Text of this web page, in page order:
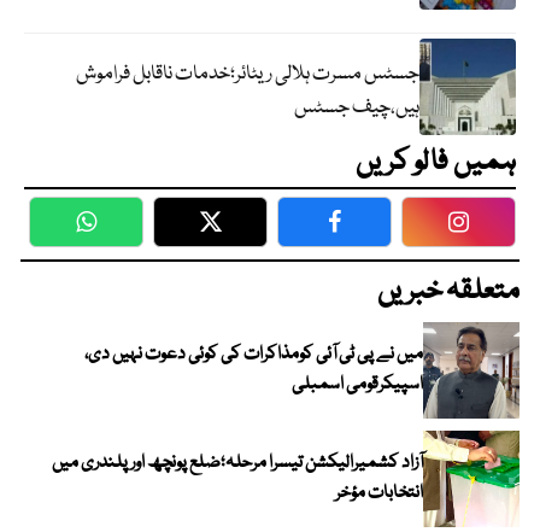
جسٹس مسرت ہلالی ریٹائر؛خدمات ناقابل فراموش
ہیں،چیف جسٹس
ہمیں فالو کریں
WhatsApp Twitter Facebook
متعلقہ خبریں
میں نے پی ٹی آئی کومذاکرات کی کوئی دعوت نہیں دی،
اسپیکرقومی اسمبلی
آزاد کشمیرالیکشن تیسرا مرحلہ؛ضلع پونچھ اور پلندری میں
انتخابات مؤخر